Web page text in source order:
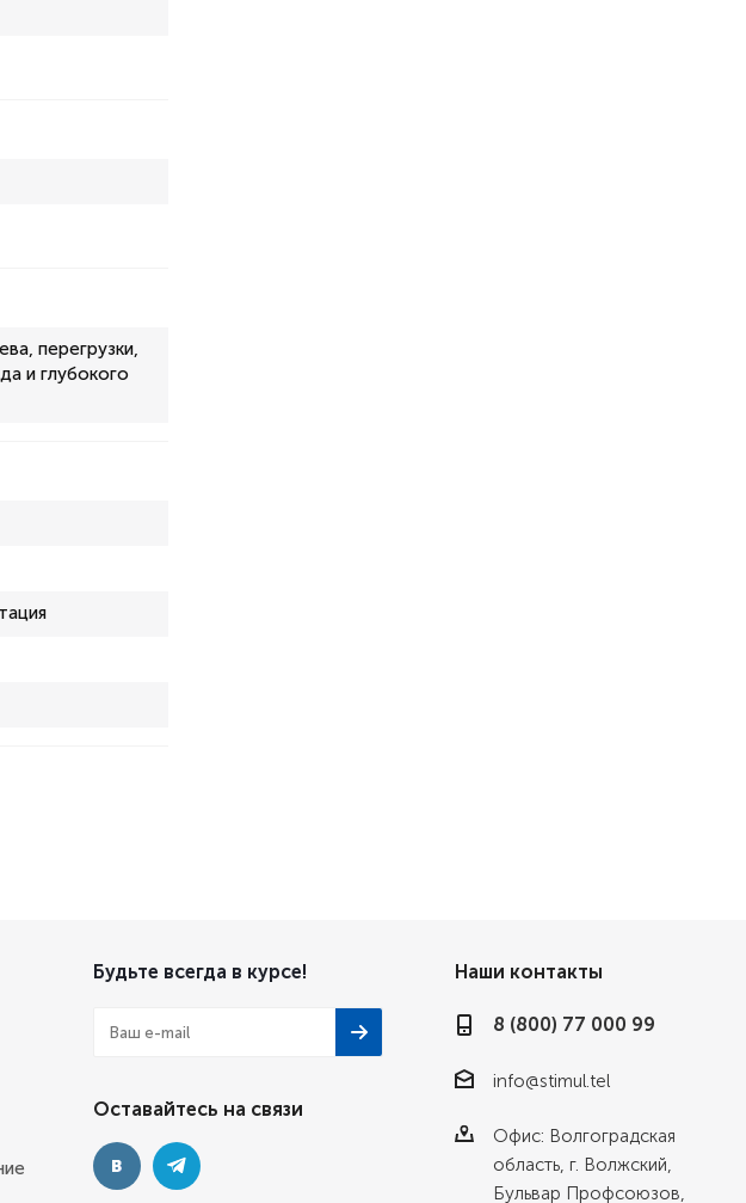
перегрузки,
и глубокого
Будьте всегда в курсе!
Оставайтесь на связи
Наши контакты
8 (800) 77 000 99
info@stimul.tel
Офис: Волгоградская
область, г. Волжский,
Бульвар Профсоюзов,